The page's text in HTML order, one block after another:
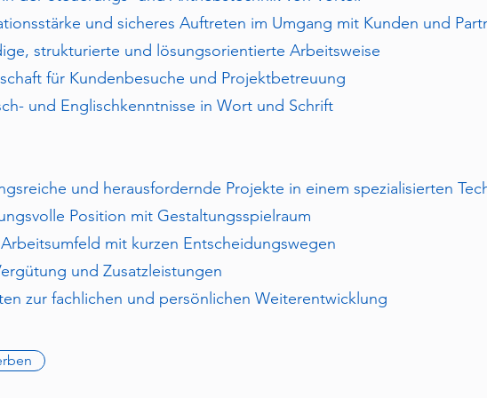
und sicheres Auftreten im Umgang mit Kunden und
strukturierte und lösungsorientierte Arbeitsweise
für Kundenbesuche und Projektbetreuung
und Englischkenntnisse in Wort und Schrift
und herausfordernde Projekte in einem spezialisierten
Position mit Gestaltungsspielraum
mit kurzen Entscheidungswegen
und Zusatzleistungen
zur fachlichen und persönlichen Weiterentwicklung